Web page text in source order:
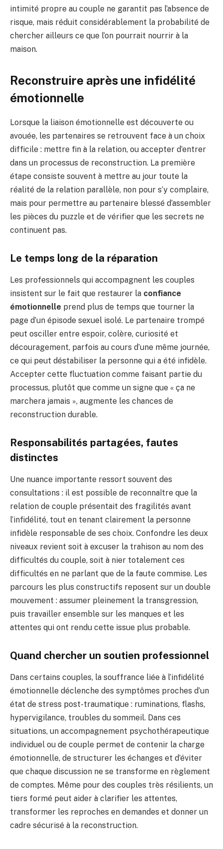
intimité propre au couple ne garantit pas l’absence de
risque, mais réduit considérablement la probabilité de
chercher ailleurs ce que l’on pourrait nourrir à la
maison.
Reconstruire après une infidélité
émotionnelle
Lorsque la liaison émotionnelle est découverte ou
avouée, les partenaires se retrouvent face à un choix
difficile : mettre fin à la relation, ou accepter d’entrer
dans un processus de reconstruction. La première
étape consiste souvent à mettre au jour toute la
réalité de la relation parallèle, non pour s’y complaire,
mais pour permettre au partenaire blessé d’assembler
les pièces du puzzle et de vérifier que les secrets ne
continuent pas.
Le temps long de la réparation
Les professionnels qui accompagnent les couples
insistent sur le fait que restaurer la confiance
émotionnelle prend plus de temps que tourner la
page d’un épisode sexuel isolé. Le partenaire trompé
peut osciller entre espoir, colère, curiosité et
découragement, parfois au cours d’une même journée,
ce qui peut déstabiliser la personne qui a été infidèle.
Accepter cette fluctuation comme faisant partie du
processus, plutôt que comme un signe que « ça ne
marchera jamais », augmente les chances de
reconstruction durable.
Responsabilités partagées, fautes
distinctes
Une nuance importante ressort souvent des
consultations : il est possible de reconnaître que la
relation de couple présentait des fragilités avant
l’infidélité, tout en tenant clairement la personne
infidèle responsable de ses choix. Confondre les deux
niveaux revient soit à excuser la trahison au nom des
difficultés du couple, soit à nier totalement ces
difficultés en ne parlant que de la faute commise. Les
parcours les plus constructifs reposent sur un double
mouvement : assumer pleinement la transgression,
puis travailler ensemble sur les manques et les
attentes qui ont rendu cette issue plus probable.
Quand chercher un soutien professionnel
Dans certains couples, la souffrance liée à l’infidélité
émotionnelle déclenche des symptômes proches d’un
état de stress post-traumatique : ruminations, flashs,
hypervigilance, troubles du sommeil. Dans ces
situations, un accompagnement psychothérapeutique
individuel ou de couple permet de contenir la charge
émotionnelle, de structurer les échanges et d’éviter
que chaque discussion ne se transforme en règlement
de comptes. Même pour des couples très résilients, un
tiers formé peut aider à clarifier les attentes,
transformer les reproches en demandes et donner un
cadre sécurisé à la reconstruction.